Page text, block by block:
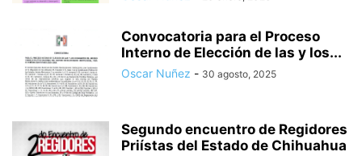
Convocatoria para el Proceso
Interno de Elección de las y los...
Oscar Nuñez - 30 agosto, 2025
Segundo encuentro de Regidores
Priístas del Estado de Chihuahua